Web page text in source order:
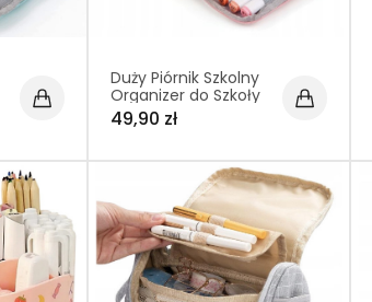
Duży Piórnik Szkolny
Organizer do Szkoły
Pojemny Etui na
Kredki i Długopisy
49,90 zł